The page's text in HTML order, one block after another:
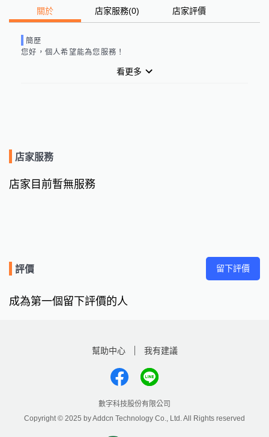
關於 店家服務(0) 店家評價
簡歷
您好， 個人希望能為您服務！
看更多
店家服務
店家目前暫無服務
評價 留下評價
成為第一個留下評價的人
幫助中心 我有建議
數字科技股份有限公司
Copyright © 2025 by Addcn Technology Co., Ltd. All Rights reserved